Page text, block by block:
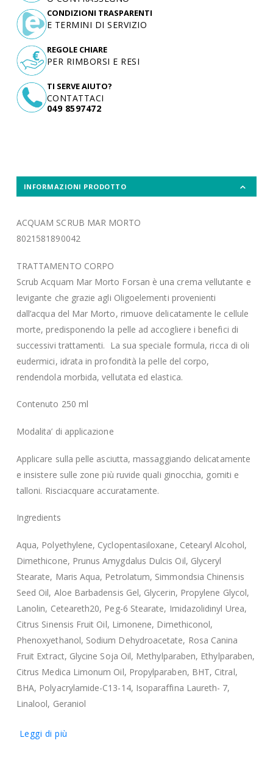
TI SERVE AIUTO?
CONTATTACI
049 8597472
CONDIZIONI TRASPARENTI
E TERMINI DI SERVIZIO
REGOLE CHIARE
PER RIMBORSI E RESI
INFORMAZIONI PRODOTTO
ACQUAM SCRUB MAR MORTO
8021581890042
TRATTAMENTO CORPO
Scrub Acquam Mar Morto Forsan è una crema vellutante e
levigante che grazie agli Oligoelementi provenienti
dall’acqua del Mar Morto, rimuove delicatamente le cellule
morte, predisponendo la pelle ad accogliere i benefici di
successivi trattamenti. La sua speciale formula, ricca di oli
eudermici, idrata in profondità la pelle del corpo,
rendendola morbida, vellutata ed elastica.
Contenuto 250 ml
Modalita’ di applicazione
Applicare sulla pelle asciutta, massaggiando delicatamente
e insistere sulle zone più ruvide quali ginocchia, gomiti e
talloni. Risciacquare accuratamente.
Ingredients
Aqua, Polyethylene, Cyclopentasiloxane, Cetearyl Alcohol,
Dimethicone, Prunus Amygdalus Dulcis Oil, Glyceryl
Stearate, Maris Aqua, Petrolatum, Simmondsia Chinensis
Seed Oil, Aloe Barbadensis Gel, Glycerin, Propylene Glycol,
Lanolin, Ceteareth20, Peg-6 Stearate, Imidazolidinyl Urea,
Citrus Sinensis Fruit Oil, Limonene, Dimethiconol,
Phenoxyethanol, Sodium Dehydroacetate, Rosa Canina
Fruit Extract, Glycine Soja Oil, Methylparaben, Ethylparaben,
Citrus Medica Limonum Oil, Propylparaben, BHT, Citral,
BHA, Polyacrylamide-C13-14, Isoparaffina Laureth- 7,
Linalool, Geraniol
Leggi di più